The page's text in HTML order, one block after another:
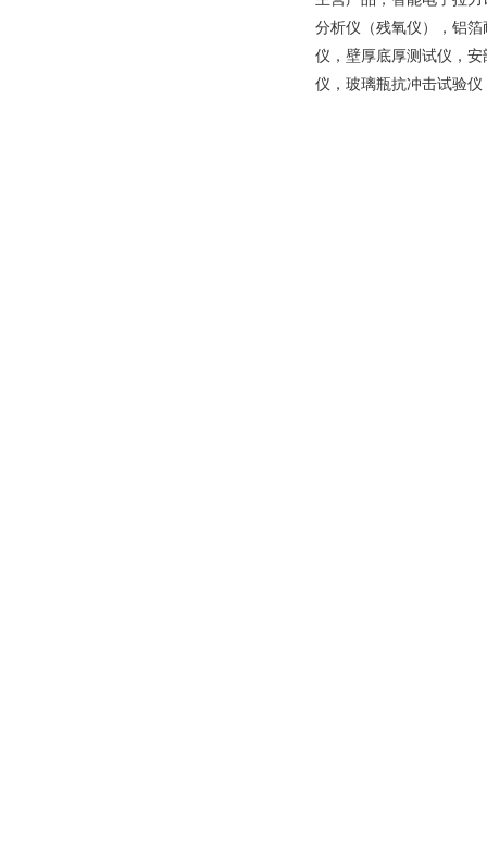
分析仪（残氧仪），铝
仪，壁厚底厚测试仪，
仪，玻璃瓶抗冲击试验